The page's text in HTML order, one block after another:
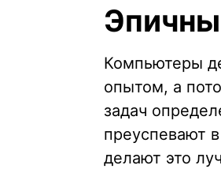
Компьютеры
опытом, а
задач
преуспевают
делают это